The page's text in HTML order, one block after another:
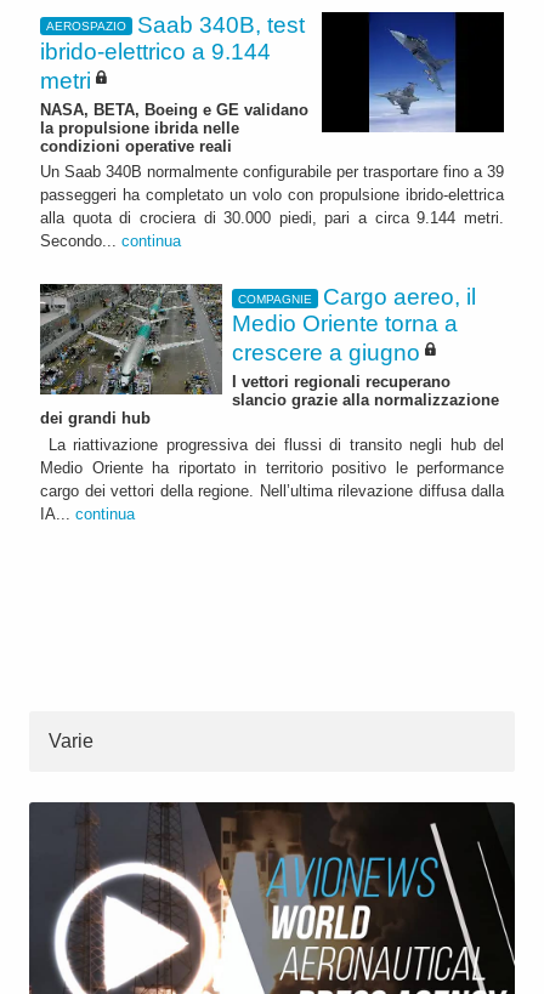
AEROSPAZIO
Saab 340B, test
ibrido-elettrico a 9.144
metri
NASA, BETA, Boeing e GE validano
la propulsione ibrida nelle
condizioni operative reali
Un Saab 340B normalmente configurabile per trasportare fino a 39
passeggeri ha completato un volo con propulsione ibrido-elettrica
alla quota di crociera di 30.000 piedi, pari a circa 9.144 metri.
Secondo... continua
COMPAGNIE
Cargo aereo, il
Medio Oriente torna a
crescere a giugno
I vettori regionali recuperano
slancio grazie alla normalizzazione
dei grandi hub
La riattivazione progressiva dei flussi di transito negli hub del
Medio Oriente ha riportato in territorio positivo le performance
cargo dei vettori della regione. Nell’ultima rilevazione diffusa dalla
IA... continua
Varie